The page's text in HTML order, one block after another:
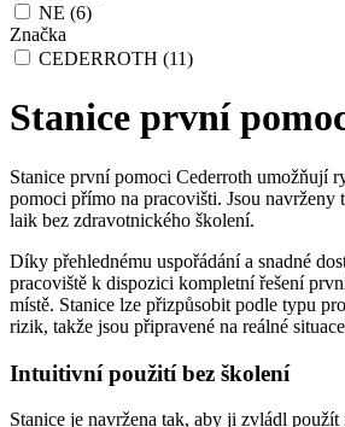
NE (6)
Značka
CEDERROTH (11)
Stanice první
Stanice první pomoci Cederroth umožňují
pomoci přímo na pracovišti. Jsou navrženy
laik bez zdravotnického školení.
Díky přehlednému uspořádání a snadné
pracoviště k dispozici kompletní řešení
místě. Stanice lze přizpůsobit podle typu
rizik, takže jsou připravené na reálné
Intuitivní použití bez školení
Stanice je navržena tak, aby ji zvládl